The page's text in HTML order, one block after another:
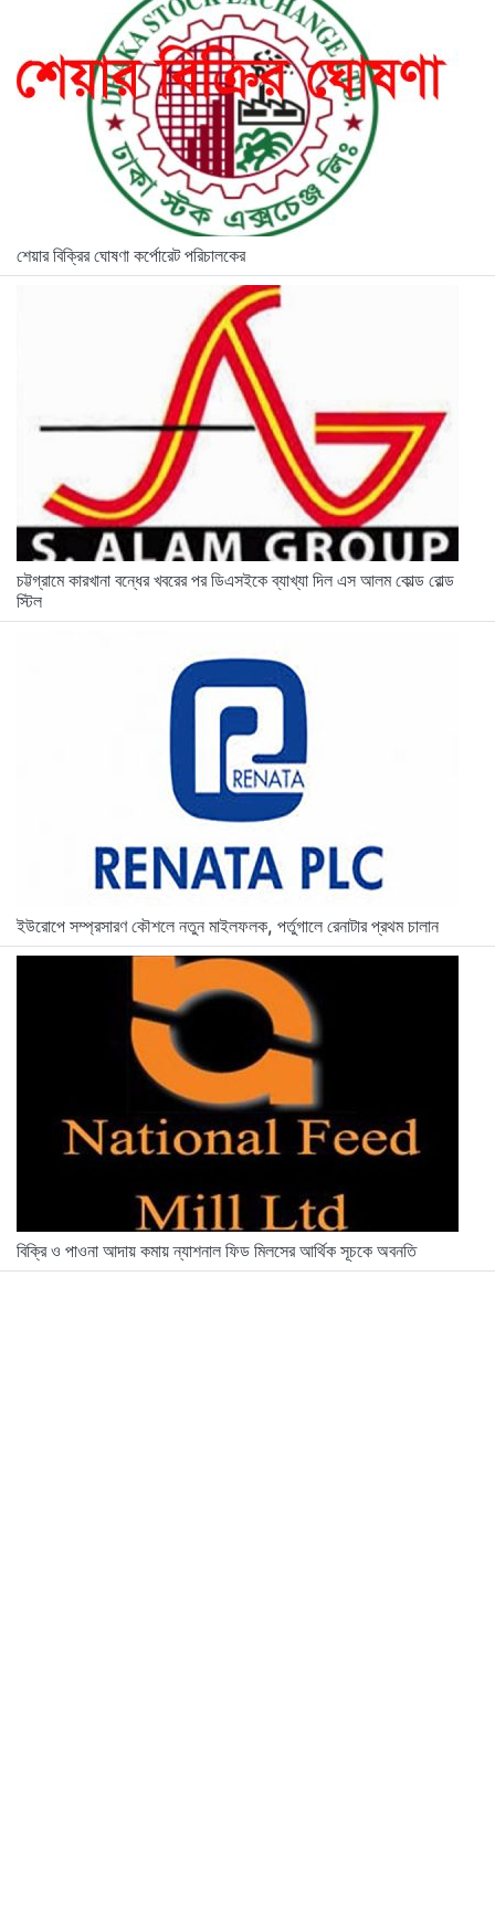
শেয়ার বিক্রির ঘোষণা কর্পোরেট পরিচালকের
চট্টগ্রামে কারখানা বন্ধের খবরের পর ডিএসইকে ব্যাখ্যা দিল এস আলম কোল্ড রোল্ড
স্টিল
ইউরোপে সম্প্রসারণ কৌশলে নতুন মাইলফলক, পর্তুগালে রেনাটার প্রথম চালান
বিক্রি ও পাওনা আদায় কমায় ন্যাশনাল ফিড মিলসের আর্থিক সূচকে অবনতি